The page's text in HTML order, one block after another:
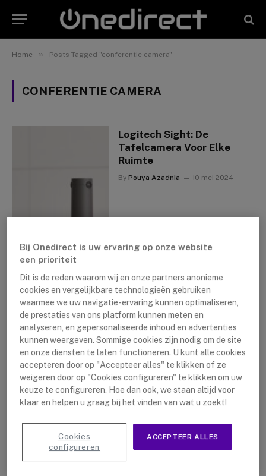
Home » Posts Tagged "conferentie camera"
CONFERENTIE CAMERA
Logitech Sight: De
Tafelcamera Voor Elke
Ruimte
By Pouya Azadnia 10 mei 2024
Poly Studio X: De Alles
Veranderende Update
By Pouya Azadnia 30 april 2024
Bij Onedirect is uw ervaring op onze website
een prioriteit
Dit is de reden waarom wij en onze partners anonieme
cookies en vergelijkbare technologieën gebruiken
waarmee we uw navigatie-ervaring kunnen optimaliseren,
de prestaties van ons platform kunnen meten en
analyseren, en gepersonaliseerde inhoud en advertenties
kunnen weergeven. Sommige cookies zijn nodig om de site
en onze diensten te laten functioneren. U kunt alle cookies
accepteren door op "Accepteer alles" te klikken of ze
weigeren door op "Cookies configureren" te klikken om uw
keuze te configureren. Hoe dan ook, we staan altijd voor
klaar en helpen u graag bij het vinden van wat u zoekt!
ACCEPTEER ALLES
Cookies
configureren